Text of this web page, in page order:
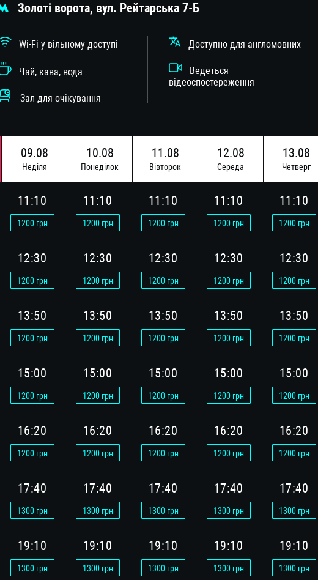
Золоті ворота, вул. Рейтарська 7-Б
Wi-Fi у вільному доступі
Чай, кава, вода
Зал для очікування
Доступно для англомовних
Ведеться
відеоспостереження
09.08
Недiля
10.08
Понедiлок
11.08
Вiвторок
12.08
Середа
13.08
Четверг
16.08
Недiля
17.08
Понедiлок
11:10
1200грн
12:30
1200грн
13:50
1200грн
15:00
1200грн
16:20
1200грн
17:40
1300грн
19:10
1300грн
11:10
1200грн
12:30
1200грн
13:50
1200грн
15:00
1200грн
16:20
1200грн
17:40
1300грн
19:10
1300грн
11:10
1200грн
12:30
1200грн
13:50
1200грн
15:00
1200грн
16:20
1200грн
17:40
1300грн
19:10
1300грн
11:10
1200грн
12:30
1200грн
13:50
1200грн
15:00
1200грн
16:20
1200грн
17:40
1300грн
19:10
1300грн
11:10
1200грн
12:30
1200грн
13:50
1200грн
15:00
1200грн
16:20
1200грн
17:40
1300грн
19:10
1300грн